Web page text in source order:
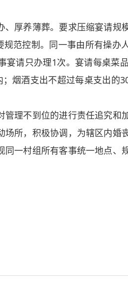
厚养薄葬。要求压缩宴请规
范控制。同一事由所有操办
请只办理1次。宴请每桌菜
烟酒支出不超过每桌支出的
理不到位的进行责任追究和
所，积极协调，为辖区内婚
一村组所有客事统一地点、